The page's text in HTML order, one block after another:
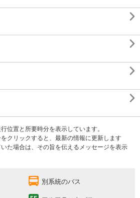




位置と所要時分を表示しています。
クリックすると、最新の情報に更新します
た場合は、その旨を伝えるメッセージを表示
別系統のバス